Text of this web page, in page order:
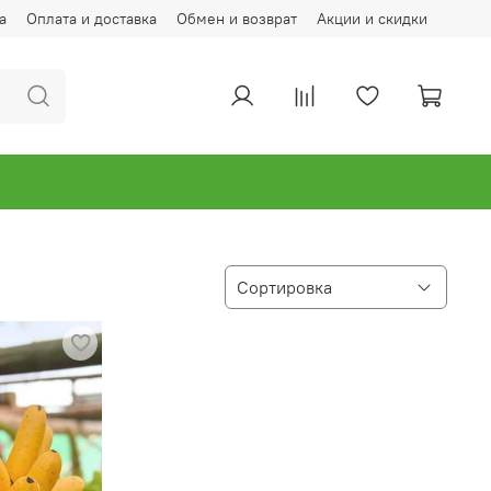
Оплата и доставка Обмен и возврат Акции и скидки